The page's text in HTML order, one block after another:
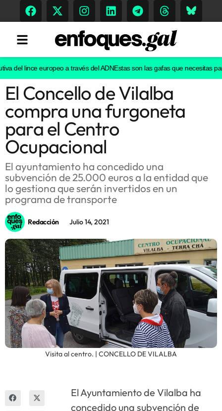
Tendencias
Memoria Histórica
Gastronomía
Escenarios
Sostenibilidad
Innova
del lince europeo a través del ADNEstas son las gafas que necesitas
El Concello de Vilalba
compra una furgoneta
para el Centro
Ocupacional
El ayuntamiento ha concedido una
subvención de 25.000 euros a la entidad que
lo gestiona que serán invertidos en un
programa de transporte
Redacción Julio 14, 2021
Visita al centro. | CONCELLO DE VILALBA
El Ayuntamiento de Vilalba ha
concedido una subvención de